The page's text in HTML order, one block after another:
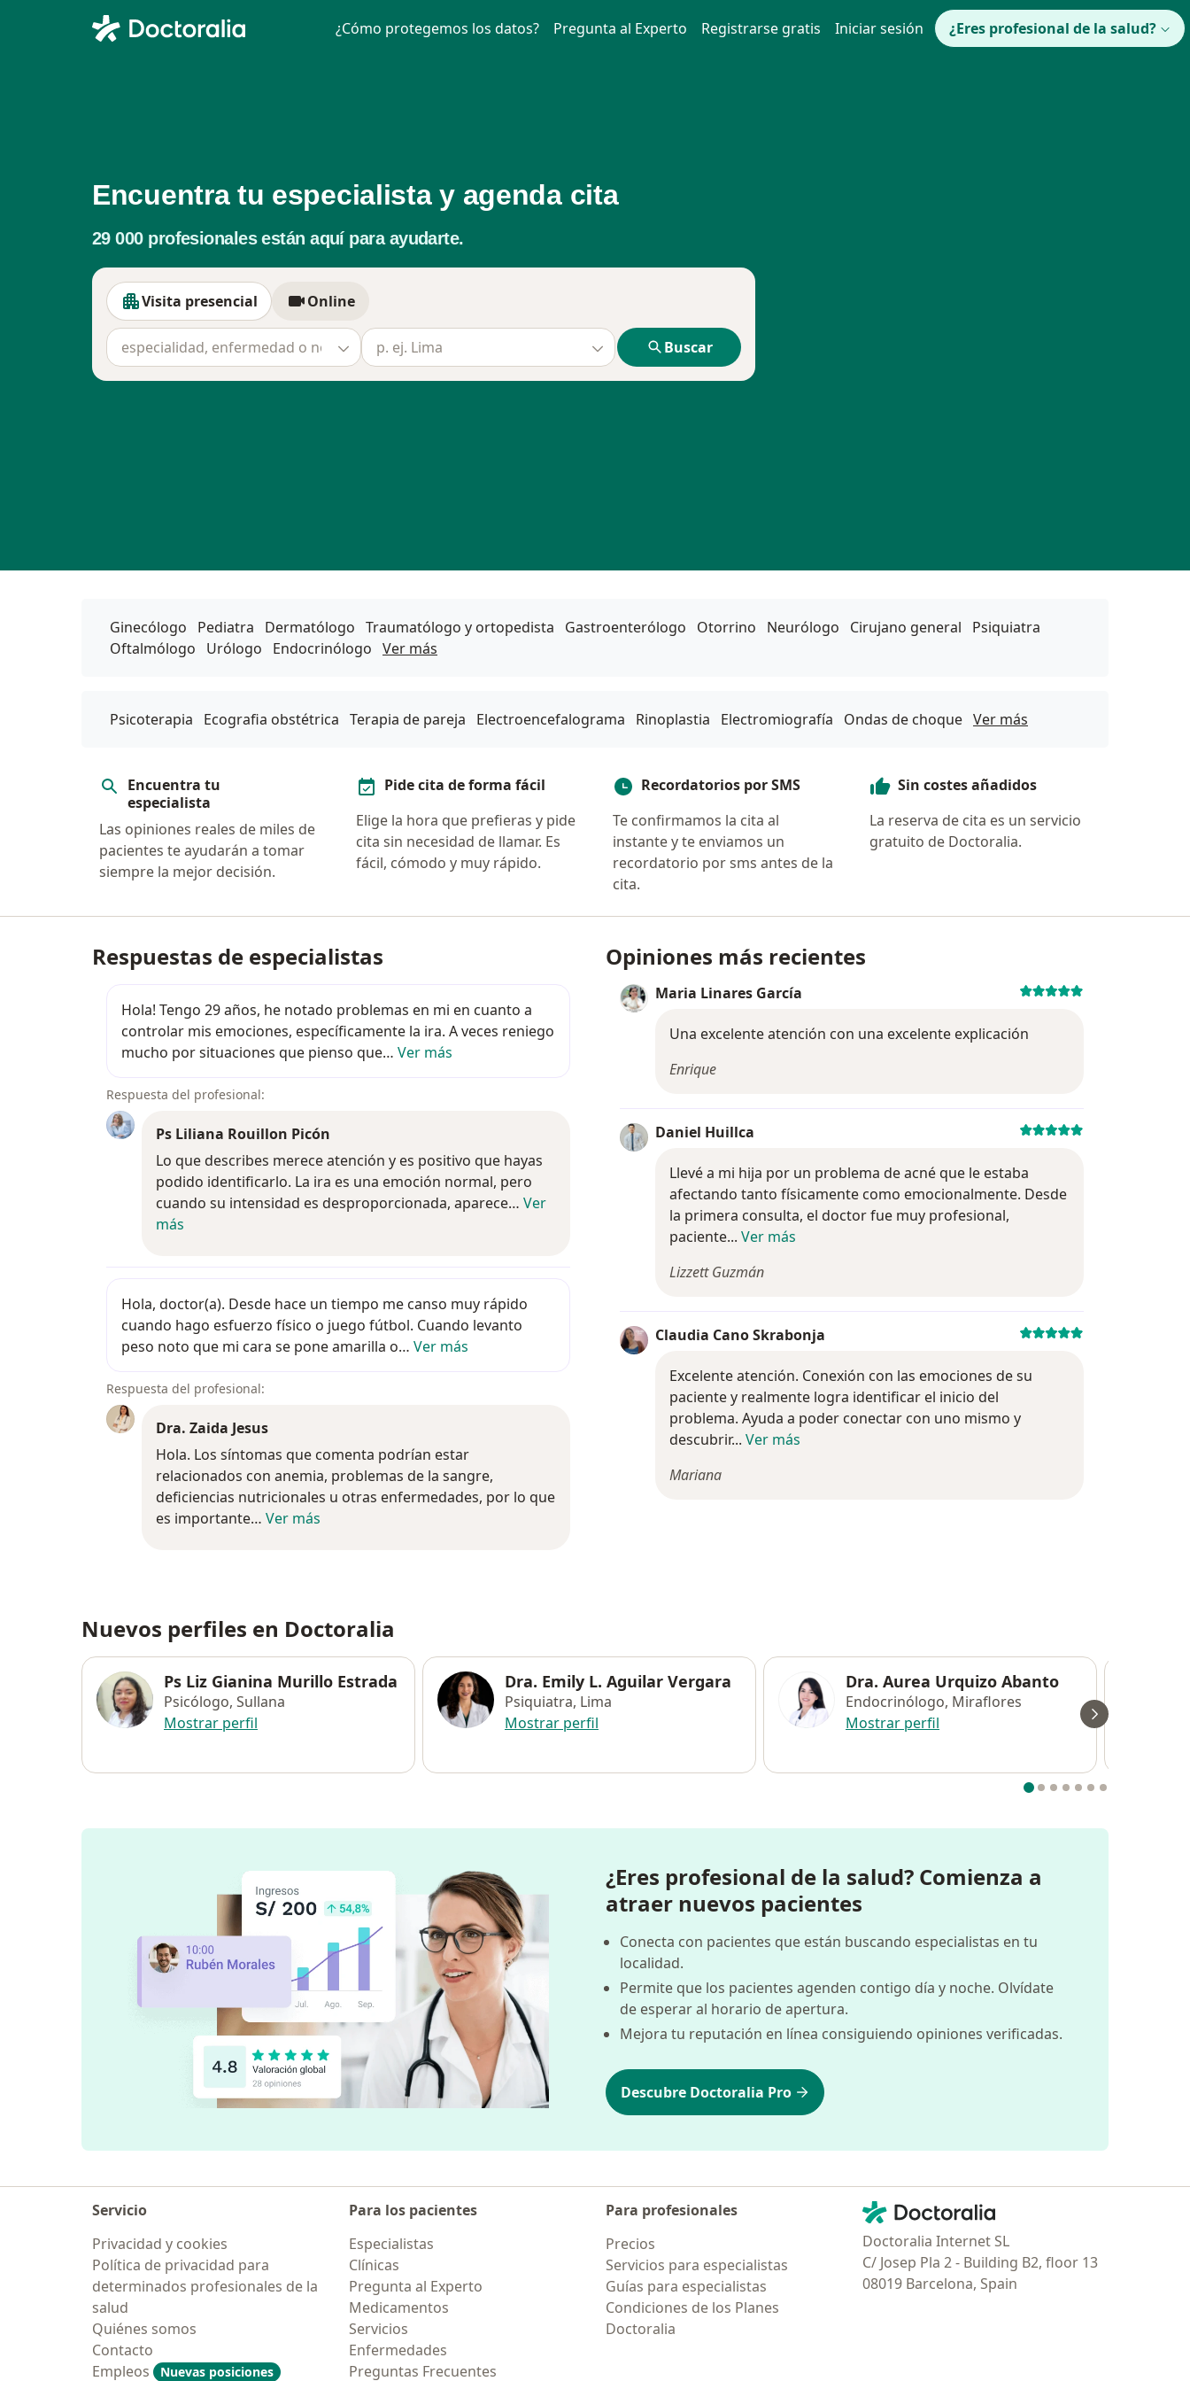
¿Cómo protegemos los datos? Pregunta al Experto Registrarse gratis Iniciar sesión ¿Eres profesional de la salud?
Encuentra tu especialista y agenda cita
29 000 profesionales están aquí para ayudarte.
Visita presencial
Visita presencial Online
Online
especialidad, enfermedad o nombrep. ej. Lima Buscar
Ginecólogo Pediatra Dermatólogo Traumatólogo y ortopedista Gastroenterólogo Otorrino Neurólogo Cirujano general
Psiquiatra
Oftalmólogo
Urólogo Endocrinólogo Ver más
Psicoterapia Ecografia obstétrica Terapia de pareja Electroencefalograma Rinoplastia Electromiografía Ondas de choque Ver más
Encuentra tu
especialista
Las opiniones reales de miles de
pacientes te ayudarán a tomar
siempre la mejor decisión.
Pide cita de forma fácil
Elige la hora que prefieras y pide
cita sin necesidad de llamar. Es
fácil, cómodo y muy rápido.
Recordatorios por SMS
Te confirmamos la cita al
instante y te enviamos un
recordatorio por sms antes de la
cita.
Sin costes añadidos
La reserva de cita es un servicio
gratuito de Doctoralia.
Respuestas de especialistas
Hola! Tengo 29 años, he notado problemas en mi en cuanto a controlar mis emociones, específicamente la ira. A veces reniego mucho
Hola! Tengo 29 años, he notado problemas en mi en cuanto a
controlar mis emociones, específicamente la ira. A veces reniego
mucho por situaciones que pienso que… Ver más
Respuesta del profesional:
Ps Liliana Rouillon Picón
Lo que describes merece atención y es positivo que hayas podido identificarlo. La ira es una emoción normal, pero cuando su intensidad es
Lo que describes merece atención y es positivo que hayas
podido identificarlo. La ira es una emoción normal, pero
cuando su intensidad es desproporcionada, aparece… Ver
más
Hola, doctor(a). Desde hace un tiempo me canso muy rápido cuando hago esfuerzo físico o juego fútbol. Cuando levanto peso noto que
Hola, doctor(a). Desde hace un tiempo me canso muy rápido
cuando hago esfuerzo físico o juego fútbol. Cuando levanto
peso noto que mi cara se pone amarilla o… Ver más
Respuesta del profesional:
Dra. Zaida Jesus
Hola. Los síntomas que comenta podrían estar relacionados con anemia, problemas de la sangre, deficiencias nutricionales u otras
Hola. Los síntomas que comenta podrían estar
relacionados con anemia, problemas de la sangre,
deficiencias nutricionales u otras enfermedades, por lo que
es importante… Ver más
Opiniones más recientes
Maria Linares García Evaluación: 5
Una excelente atención con una excelente explicación
Enrique
Daniel Huillca Evaluación: 5
Llevé a mi hija por un problema de acné que le estaba
afectando tanto físicamente como emocionalmente. Desde
la primera consulta, el doctor fue muy profesional,
paciente... Ver más
Lizzett Guzmán
Claudia Cano Skrabonja Evaluación: 5
Excelente atención. Conexión con las emociones de su
paciente y realmente logra identificar el inicio del
problema. Ayuda a poder conectar con uno mismo y
descubrir... Ver más
Mariana
Nuevos perfiles en Doctoralia
Ps Liz Gianina Murillo Estrada
Psicólogo, Sullana
Mostrar perfil
Dra. Emily L. Aguilar Vergara
Psiquiatra, Lima
Mostrar perfil
Dra. Aurea Urquizo Abanto
Endocrinólogo, Miraflores
Mostrar perfil
¿Eres profesional de la salud? Comienza a
atraer nuevos pacientes
Conecta con pacientes que están buscando especialistas en tu
localidad.
Permite que los pacientes agenden contigo día y noche. Olvídate
de esperar al horario de apertura.
Mejora tu reputación en línea consiguiendo opiniones verificadas.
Descubre Doctoralia Pro
Servicio
Privacidad y cookies
Política de privacidad para
determinados profesionales de la
salud
Quiénes somos
Contacto
Empleos
Nuevas posiciones
Para los pacientes
Especialistas
Clínicas
Pregunta al Experto
Medicamentos
Servicios
Enfermedades
Preguntas Frecuentes
Para profesionales
Precios
Servicios para especialistas
Guías para especialistas
Condiciones de los Planes
Doctoralia
Contacto
Doctoralia - Página de inicio
Doctoralia Internet SL
C/ Josep Pla 2 - Building B2, floor 13
08019 Barcelona, Spain